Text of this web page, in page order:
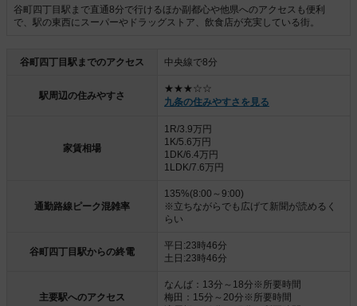
谷町四丁目駅まで直通8分で行けるほか副都心や他県へのアクセスも便利
で、駅の東西にスーパーやドラッグストア、飲食店が充実している街。
谷町四丁目駅までのアクセス 中央線で8分
駅周辺の住みやすさ
★★★☆☆
九条の住みやすさを見る
家賃相場
1R/3.9万円
1K/5.6万円
1DK/6.4万円
1LDK/7.6万円
通勤路線ピーク混雑率
135%(8:00～9:00)
※立ちながらでも広げて新聞が読めるく
らい
谷町四丁目駅からの終電
平日:23時46分
土日:23時46分
主要駅へのアクセス
なんば：13分～18分※所要時間
梅田：15分～20分※所要時間